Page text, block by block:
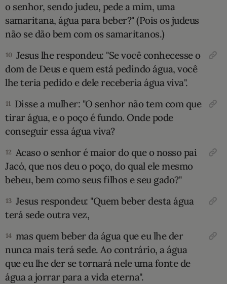
o senhor, sendo judeu, pede a mim, uma
samaritana, água para beber?" (Pois os judeus
não se dão bem com os samaritanos.)
10 Jesus lhe respondeu: "Se você conhecesse o
dom de Deus e quem está pedindo água, você
lhe teria pedido e dele receberia água viva".
11 Disse a mulher: "O senhor não tem com que
tirar água, e o poço é fundo. Onde pode
conseguir essa água viva?
12 Acaso o senhor é maior do que o nosso pai
Jacó, que nos deu o poço, do qual ele mesmo
bebeu, bem como seus filhos e seu gado?"
13 Jesus respondeu: "Quem beber desta água
terá sede outra vez,
14 mas quem beber da água que eu lhe der
nunca mais terá sede. Ao contrário, a água
que eu lhe der se tornará nele uma fonte de
água a jorrar para a vida eterna".